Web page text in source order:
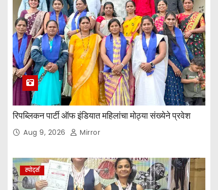
रिपब्लिकन पार्टी ऑफ इंडियात महिलांचा मोठ्या संख्येने प्रवेश
Aug 9, 2026 Mirror
स्पोर्ट्स